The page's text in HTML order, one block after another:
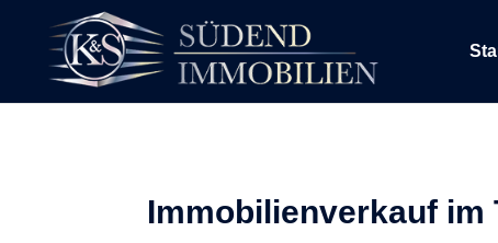
Immobilienverkauf im